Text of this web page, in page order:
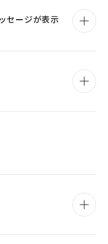
セージが表示